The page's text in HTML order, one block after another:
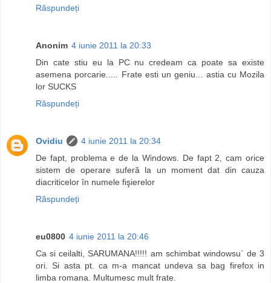
Răspundeți
Anonim 4 iunie 2011 la 20:33
Din cate stiu eu la PC nu credeam ca poate sa existe
asemena porcarie..... Frate esti un geniu... astia cu Mozila
lor SUCKS
Răspundeți
Ovidiu
4 iunie 2011 la 20:34
De fapt, problema e de la Windows. De fapt 2, cam orice
sistem de operare suferă la un moment dat din cauza
diacriticelor în numele fişierelor
Răspundeți
eu0800 4 iunie 2011 la 20:46
Ca si ceilalti, SARUMANA!!!!! am schimbat windowsu` de 3
ori. Si asta pt. ca m-a mancat undeva sa bag firefox in
limba romana. Multumesc mult frate.